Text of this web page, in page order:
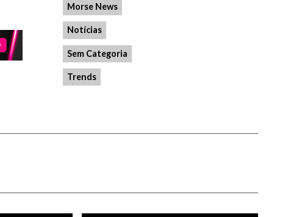
Morse News
Notícias
Sem Categoria
Trends